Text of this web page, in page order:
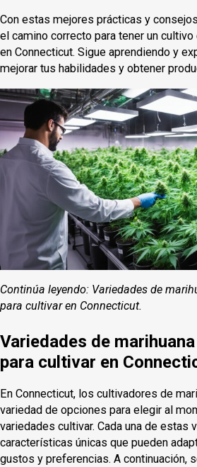
Con estas mejores prácticas y
el camino correcto para tener un
en Connecticut. Sigue aprendiendo y
mejorar tus habilidades y obtener
Continúa leyendo: Variedades de
para cultivar en Connecticut.
Variedades de
para cultivar en
En Connecticut, los cultivadores de
variedad de opciones para elegir al
variedades cultivar. Cada una de estas
características únicas que pueden
gustos y preferencias. A continuación,